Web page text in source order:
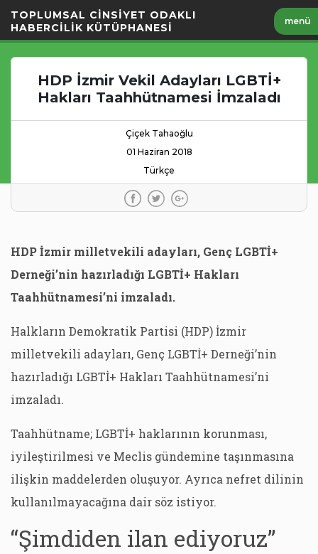
Geç
TOPLUMSAL CİNSİYET ODAKLI
HABERCİLİK KÜTÜPHANESİ
menü
HDP İzmir Vekil Adayları LGBTİ+
Hakları Taahhütnamesi İmzaladı
Çiçek Tahaoğlu
01 Haziran 2018
Türkçe
HDP İzmir milletvekili adayları, Genç LGBTİ+
Derneği’nin hazırladığı LGBTİ+ Hakları
Taahhütnamesi’ni imzaladı.
Halkların Demokratik Partisi (HDP) İzmir
milletvekili adayları, Genç LGBTİ+ Derneği’nin
hazırladığı LGBTİ+ Hakları Taahhütnamesi’ni
imzaladı.
Taahhütname; LGBTİ+ haklarının korunması,
iyileştirilmesi ve Meclis gündemine taşınmasına
ilişkin maddelerden oluşuyor. Ayrıca nefret dilinin
kullanılmayacağına dair söz istiyor.
“Şimdiden ilan ediyoruz”